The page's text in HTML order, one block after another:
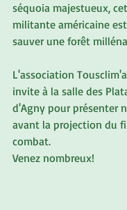
séquoia majestueux,
militante américaine
sauver une forêt
L'association
invite à la salle des
d'Agny pour présenter
avant la projection du
combat.
Venez nombreux!